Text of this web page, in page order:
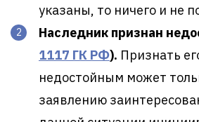
указаны, то ничего и не
Наследник признан
1117 ГК РФ). Признать
недостойным может
заявлению